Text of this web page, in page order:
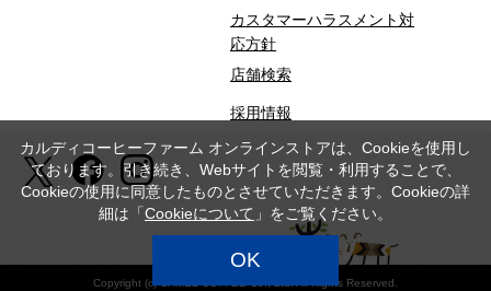
カスタマーハラスメント対
応方針
店舗検索
採用情報
Copyright (c) CAMEL COFFEE Co., Ltd. All Rights Reserved.
カルディコーヒーファーム オンラインストアは、Cookieを使用し
ております。引き続き、Webサイトを閲覧・利用することで、
Cookieの使用に同意したものとさせていただきます。Cookieの詳
細は「Cookieについて 」をご覧ください。
OK